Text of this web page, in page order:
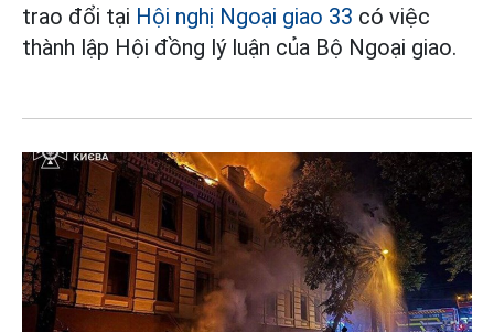
trao đổi tại Hội nghị Ngoại giao 33 có việc
thành lập Hội đồng lý luận của Bộ Ngoại giao.